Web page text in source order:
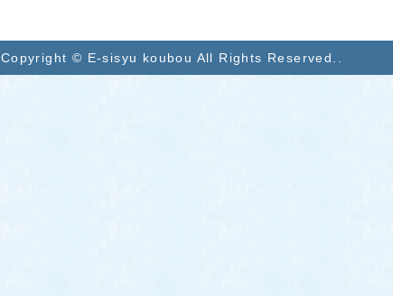
Copyright © E-sisyu koubou All Rights Reserved..